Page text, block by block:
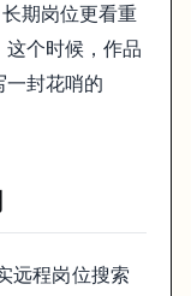
期岗位更看重
个时候，作品
封花哨的
远程岗位搜索